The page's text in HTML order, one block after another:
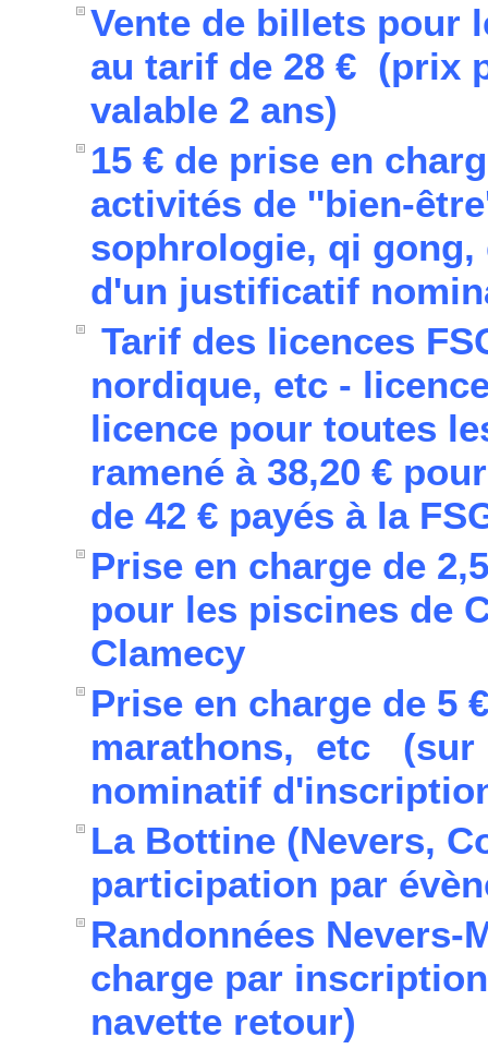
Vente de billets pour
au tarif de 28 € (prix
valable 2 ans)
15 € de prise en
activités de ''bien-
sophrologie, qi
d'un justificatif
Tarif des licences
nordique, etc -
licence pour toutes
ramené à 38,20 €
de 42 € payés à la
Prise en charge de
pour les piscines de
Clamecy
Prise en charge de 5
marathons, etc (sur
nominatif
La Bottine (Nevers,
participation par
Randonnées Nevers-
charge par
navette retour)